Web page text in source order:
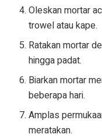
Oleskan mortar
trowel atau kape.
Ratakan mortar
hingga padat.
Biarkan mortar
beberapa hari.
Amplas
meratakan.